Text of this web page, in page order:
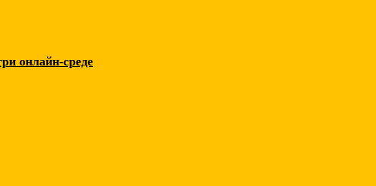
онлайн-среде